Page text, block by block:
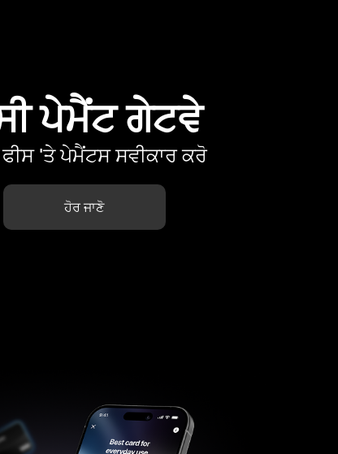
ਪੇਮੈਂਟ ਗੇਟਵੇ
'ਤੇ ਪੇਮੈਂਟਸ ਸਵੀਕਾਰ ਕਰੋ
ਹੋਰ ਜਾਣੋ